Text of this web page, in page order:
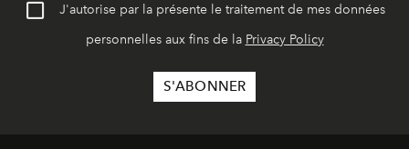
J'autorise par la présente le traitement de mes données
personnelles aux fins de la Privacy Policy